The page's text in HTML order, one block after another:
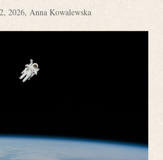
2026, Anna Kowalewska